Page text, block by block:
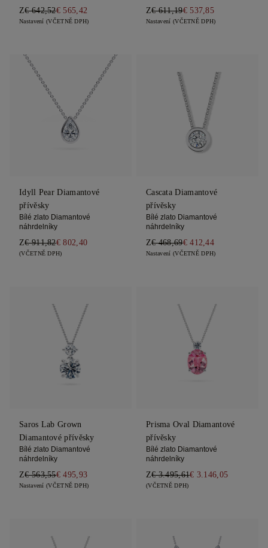
Z€ 642,52€ 565,42
Nastavení (VČETNĚ DPH)
Z€ 611,19€ 537,85
Nastavení (VČETNĚ DPH)
Idyll Pear Diamantové
přívěsky
Bílé zlato Diamantové
náhrdelníky
Z€ 911,82€ 802,40
(VČETNĚ DPH)
Cascata Diamantové
přívěsky
Bílé zlato Diamantové
náhrdelníky
Z€ 468,69€ 412,44
Nastavení (VČETNĚ DPH)
Saros Lab Grown
Diamantové přívěsky
Bílé zlato Diamantové
náhrdelníky
Z€ 563,55€ 495,93
Nastavení (VČETNĚ DPH)
Prisma Oval Diamantové
přívěsky
Bílé zlato Diamantové
náhrdelníky
Z€ 3.495,61€ 3.146,05
(VČETNĚ DPH)